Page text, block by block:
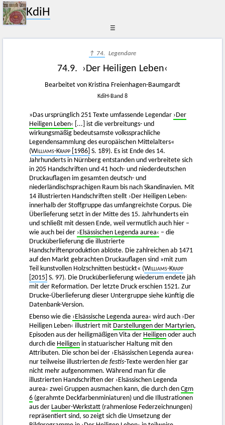
KdiH
☰
↑ 74. Legendare
74.9. ›Der Heiligen Leben‹
Bearbeitet von Kristina Freienhagen-Baumgardt
KdiH-Band 8
»Das ursprünglich 251 Texte umfassende Legendar ›Der
Heiligen Leben‹ [...] ist die verbreitungs- und
wirkungsmäßig bedeutsamste volkssprachliche
Legendensammlung des europäischen Mittelalters«
(Williams-Krapp [1986] S. 189). Es ist Ende des 14.
Jahrhunderts in Nürnberg entstanden und verbreitete sich
in 205 Handschriften und 41 hoch- und niederdeutschen
Druckauflagen im gesamten deutsch- und
niederländischsprachigen Raum bis nach Skandinavien. Mit
14 illustrierten Handschriften stellt ›Der Heiligen Leben‹
innerhalb der Stoffgruppe das umfangreichste Corpus. Die
Überlieferung setzt in der Mitte des 15. Jahrhunderts ein
und schließt mit dessen Ende, weil vermutlich auch hier –
wie auch bei der ›Elsässischen Legenda aurea‹ – die
Drucküberlieferung die illustrierte
Handschriftenproduktion ablöste. Die zahlreichen ab 1471
auf den Markt gebrachten Druckauflagen sind »mit zum
Teil kunstvollen Holzschnitten bestückt« (Williams-Krapp
[2015] S. 97). Die Drucküberlieferung wiederum endete jäh
mit der Reformation. Der letzte Druck erschien 1521. Zur
Drucke-Überlieferung dieser Untergruppe siehe künftig die
Datenbank-Version.
Ebenso wie die ›Elsässische Legenda aurea‹ wird auch ›Der
Heiligen Leben‹ illustriert mit Darstellungen der Martyrien,
Episoden aus der heiligmäßigen Vita der Heiligen oder auch
durch die Heiligen in statuarischer Haltung mit den
Attributen. Die schon bei der ›Elsässischen Legenda aurea‹
nur teilweise illustrierten de festis-Texte werden hier gar
nicht mehr aufgenommen. Während man für die
illustrierten Handschriften der ›Elsässischen Legenda
aurea‹ zwei Gruppen ausmachen kann, die durch den Cgm
6 (gerahmte Deckfarbenminiaturen) und die Illustrationen
aus der Lauber-Werkstatt (rahmenlose Federzeichnungen)
repräsentiert sind, so zeigt sich die Umsetzung der